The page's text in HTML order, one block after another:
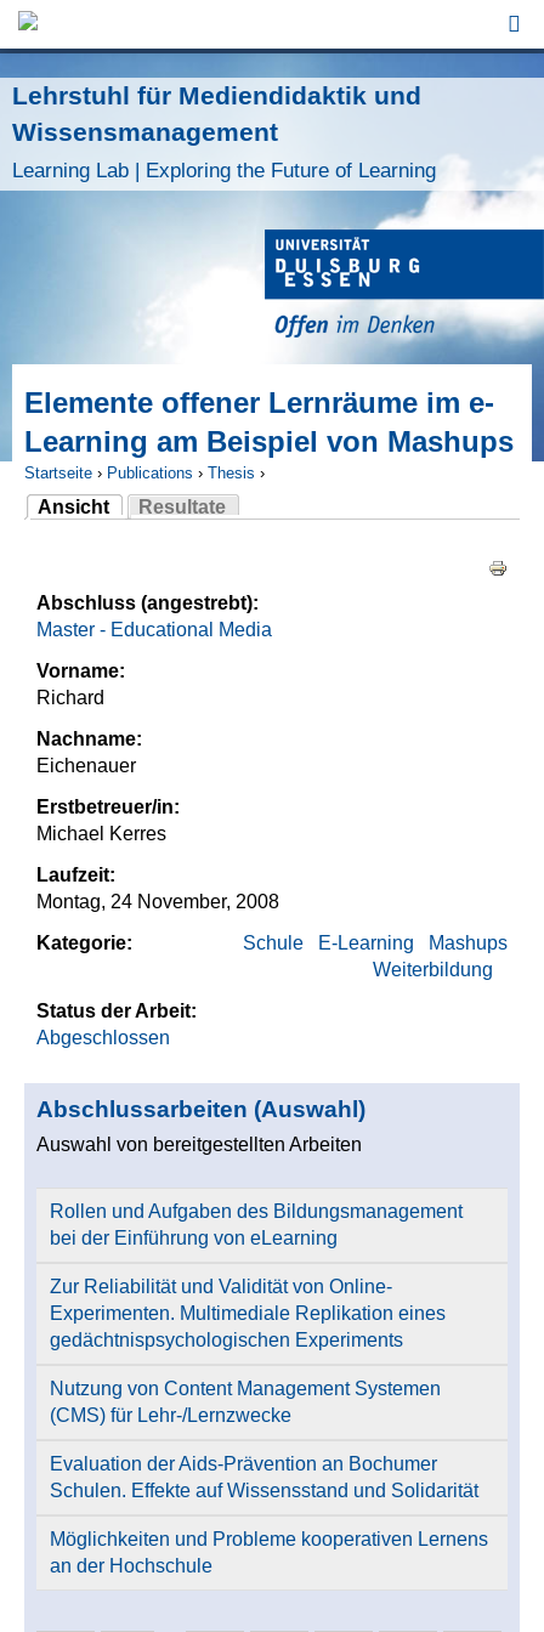
Lehrstuhl für Mediendidaktik und
Wissensmanagement
Learning Lab | Exploring the Future of Learning
Elemente offener Lernräume im e-
Learning am Beispiel von Mashups
Sie sind hier
Startseite › Publications › Thesis ›
Ansicht
(aktiver Reiter)
Resultate
Abschluss (angestrebt):
Master - Educational Media
Vorname:
Richard
Nachname:
Eichenauer
Erstbetreuer/in:
Michael Kerres
Laufzeit:
Montag, 24 November, 2008
Kategorie:
Mashups
E-Learning
Schule
Weiterbildung
Status der Arbeit:
Abgeschlossen
Abschlussarbeiten (Auswahl)
Auswahl von bereitgestellten Arbeiten
Rollen und Aufgaben des Bildungsmanagement
bei der Einführung von eLearning
Zur Reliabilität und Validität von Online-
Experimenten. Multimediale Replikation eines
gedächtnispsychologischen Experiments
Nutzung von Content Management Systemen
(CMS) für Lehr-/Lernzwecke
Evaluation der Aids-Prävention an Bochumer
Schulen. Effekte auf Wissensstand und Solidarität
Möglichkeiten und Probleme kooperativen Lernens
an der Hochschule